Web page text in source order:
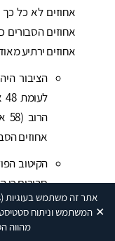
אתר זה משתמש בעוגיות
המשתמש וניתוח
מהווה
✕
אחוזים ירתיע
אחוזים
סבורים כי
31